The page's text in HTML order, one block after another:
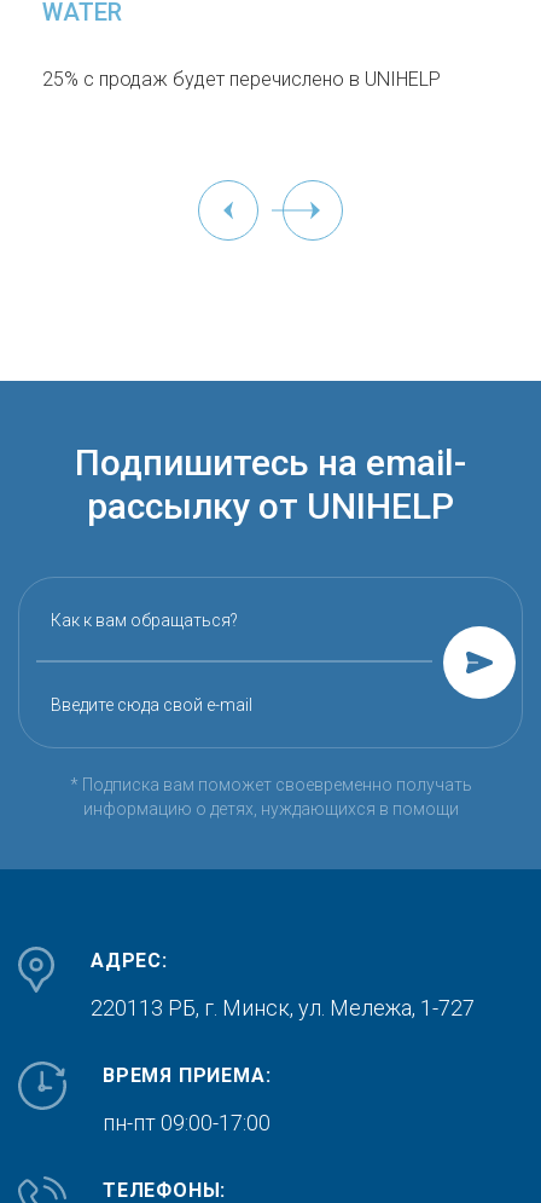
WATER
25% с продаж будет перечислено в UNIHELP
Подпишитесь на email-
рассылку от UNIHELP
Как к вам обращаться?
Введите сюда свой e-mail
* Подписка вам поможет своевременно получать
информацию о детях, нуждающихся в помощи
АДРЕС:
220113 РБ, г. Минск, ул. Мележа, 1-727
ВРЕМЯ ПРИЕМА:
пн-пт 09:00-17:00
ТЕЛЕФОНЫ: